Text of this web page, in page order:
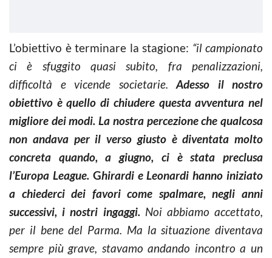
L’obiettivo è terminare la stagione: “il campionato
ci è sfuggito quasi subito, fra penalizzazioni,
difficoltà e vicende societarie. Adesso il nostro
obiettivo è quello di chiudere questa avventura nel
migliore dei modi. La nostra percezione che qualcosa
non andava per il verso giusto è diventata molto
concreta quando, a giugno, ci è stata preclusa
l’Europa League. Ghirardi e Leonardi hanno iniziato
a chiederci dei favori come spalmare, negli anni
successivi, i nostri ingaggi.Noi abbiamo accettato,
per il bene del Parma. Ma la situazione diventava
sempre più grave, stavamo andando incontro a un